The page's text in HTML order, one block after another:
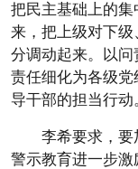
把民主基础上的
来，把上级对下
分调动起来。以
责任细化为各级
导干部的担当行动
李希要求，
警示教育进一步